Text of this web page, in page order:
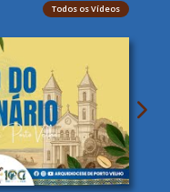
Todos os Vídeos